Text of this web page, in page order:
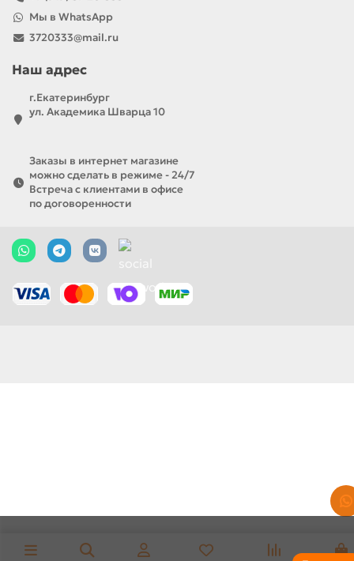
Мы в WhatsApp
3720333@mail.ru
Наш адрес
г.Екатеринбург
ул. Академика Шварца 10
Заказы в интернет магазине
можно сделать в режиме - 24/7
Встреча с клиентами в офисе
по договоренности